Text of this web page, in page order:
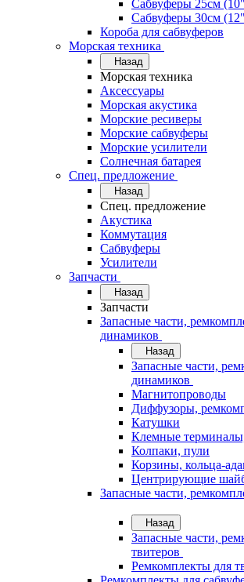
Сабвуферы 25см
Сабвуферы 30см
Короба для сабвуферов
Морская техника
Назад
Морская техника
Аксессуары
Морская акустика
Морские ресиверы
Морские сабвуферы
Морские усилители
Солнечная батарея
Спец. предложение
Назад
Спец. предложение
Акустика
Коммутация
Сабвуферы
Усилители
Запчасти
Назад
Запчасти
Запасные части,
динамиков
Назад
Запасные части,
динамиков
Магнитопроводы
Диффузоры,
Катушки
Клемные
Колпаки, пули
Корзины, кольца-
Центрирующие
Запасные части,
Назад
Запасные части,
твитеров
Ремкомплекты для